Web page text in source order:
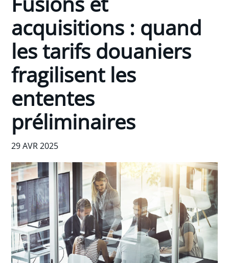
acquisitions : quand
les tarifs douaniers
fragilisent les
ententes
préliminaires
29 AVR 2025